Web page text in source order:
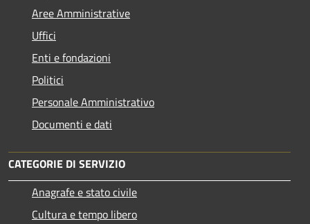
Aree Amministrative
Uffici
Enti e fondazioni
Politici
Personale Amministrativo
Documenti e dati
CATEGORIE DI SERVIZIO
Anagrafe e stato civile
Cultura e tempo libero